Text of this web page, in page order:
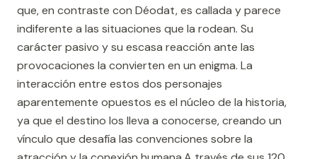
que, en contraste con Déodat, es callada y parece
indiferente a las situaciones que la rodean. Su
carácter pasivo y su escasa reacción ante las
provocaciones la convierten en un enigma. La
interacción entre estos dos personajes
aparentemente opuestos es el núcleo de la historia,
ya que el destino los lleva a conocerse, creando un
vínculo que desafía las convenciones sobre la